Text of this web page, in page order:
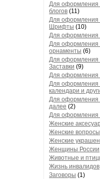
Для оформления
блогов (11)
Для оформления
Шрифты (10)
Для оформления
Для оформления
орнаменты (6)
Для оформления
Заставки (9)
Для оформления
Для оформления
календари и
Для оформления
далее (2)
Для оформления
Женские
Женские вопросы
Женские
Женщины России
Животные и
Жизнь инвалидов
Заговоры (1)